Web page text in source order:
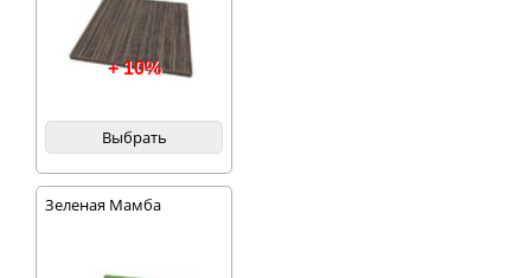
+ 10%
Выбрать
Зеленая Мамба